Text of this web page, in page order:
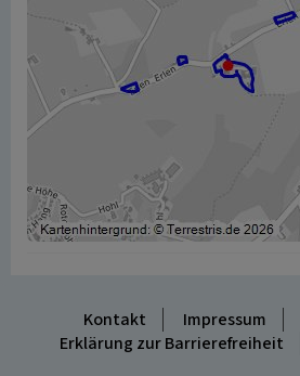
Kontakt Impressum
Erklärung zur Barrierefreiheit